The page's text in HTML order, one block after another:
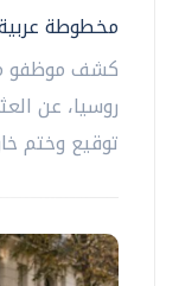
مخطوطة عربية عمرها 500
كشف موظفو
روسيا، عن
توقيع وختم